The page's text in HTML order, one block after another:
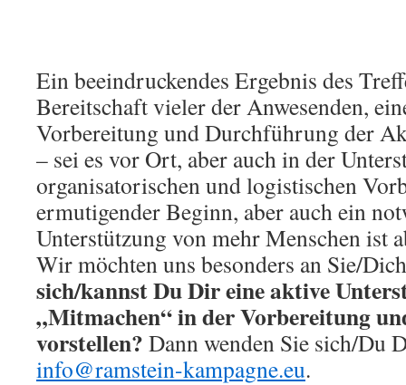
Ein beeindruckendes Ergebnis des
Bereitschaft vieler der Anwesenden,
Vorbereitung und Durchführung der
– sei es vor Ort, aber auch in der
organisatorischen und logistischen
ermutigender Beginn, aber auch ein
Unterstützung von mehr Menschen ist
Wir möchten uns besonders an Sie/
sich/kannst Du Dir eine aktive
„Mitmachen“ in der Vorbereitung
vorstellen? Dann wenden Sie sich/Du
info@ramstein-kampagne.eu.